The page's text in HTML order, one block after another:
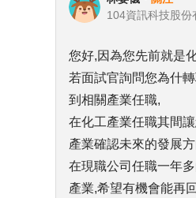
104資訊科技股份
您好,因為您先前就是
若面試官詢問您為什
到相關產業任職,
在化工產業任職其間
產業確認未來的發展
在現職公司任職一年
產業,希望有機會能再